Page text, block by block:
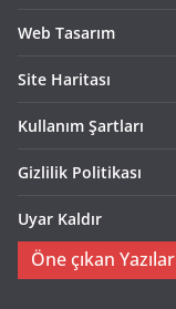
Web Tasarım
Site Haritası
Kullanım Şartları
Gizlilik Politikası
Uyar Kaldır
Öne çıkan Yazılar